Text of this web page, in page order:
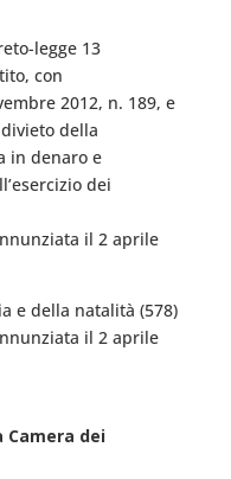
legge 13
con
2012, n. 189, e
della
in denaro e
dei
il 2 aprile
e della natalità (578)
il 2 aprile
Camera dei